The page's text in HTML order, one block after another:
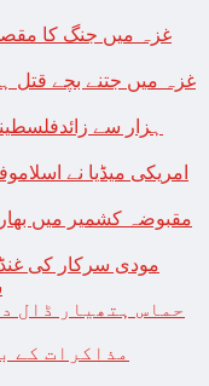
غزہ میں جنگ کا
امریکی میڈیا نے
مقبوضہ کشمیر میں
مودی سرکار کی
حماس ہتھیار ڈال
مذاکرات کے